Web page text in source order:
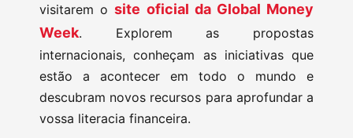
visitarem osite oficial da Global Money
Week. Explorem as propostas
internacionais, conheçam as iniciativas que
estão a acontecer em todo o mundo e
descubram novos recursos para aprofundar a
vossa literacia financeira.